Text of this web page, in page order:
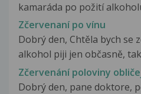
kamaráda po požití
Zčervenaní po vínu
Dobrý den, Chtěla bych se
alkohol piji jen občasně,
Zčervenání poloviny
Dobrý den, pane doktore,